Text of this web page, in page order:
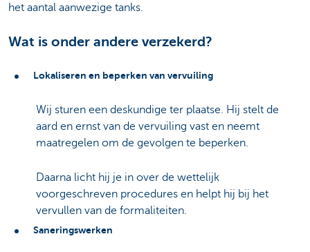
het aantal aanwezige tanks.
Wat is onder andere verzekerd?
Lokaliseren en beperken van vervuiling
Wij sturen een deskundige ter plaatse. Hij stelt de
aard en ernst van de vervuiling vast en neemt
maatregelen om de gevolgen te beperken.
Daarna licht hij je in over de wettelijk
voorgeschreven procedures en helpt hij bij het
vervullen van de formaliteiten.
Saneringswerken